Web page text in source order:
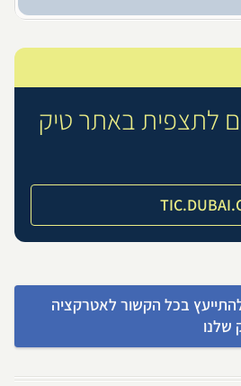
לתצפית באתר טיק
בכל הקשור לאטרקציה
שלנו